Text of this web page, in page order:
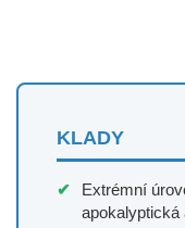
KLADY
Extrémní
apokalyptická